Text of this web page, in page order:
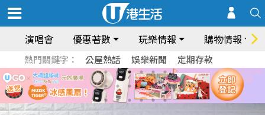
演唱會 優惠著數 玩樂情報 購物情報
熱門關鍵字： 公屋熱話 娛樂新聞 定期存款